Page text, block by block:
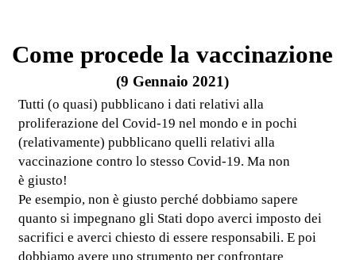
Come procede la vaccinazione
(9 Gennaio 2021)
Tutti (o quasi) pubblicano i dati relativi alla
proliferazione del Covid-19 nel mondo e in pochi
(relativamente) pubblicano quelli relativi alla
vaccinazione contro lo stesso Covid-19. Ma non
è giusto!
Pe esempio, non è giusto perché dobbiamo sapere
quanto si impegnano gli Stati dopo averci imposto dei
sacrifici e averci chiesto di essere responsabili. E poi
dobbiamo avere uno strumento per confrontare